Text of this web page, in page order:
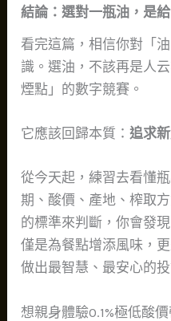
結論：選對一瓶油，是
看完這篇，相信你對「
識。選油，不該再是人
煙點」的數字競賽。
它應該回歸本質：追求
從今天起，練習去看懂
期、酸價、產地、榨取
的標準來判斷，你會發
僅是為餐點增添風味，
做出最智慧、最安心的投
想親身體驗0.1%極低酸